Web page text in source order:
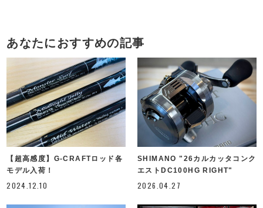
あなたにおすすめの記事
【超高感度】G-CRAFTロッド各
モデル入荷！
2024.12.10
SHIMANO "26カルカッタコンク
エストDC100HG RIGHT"
2026.04.27